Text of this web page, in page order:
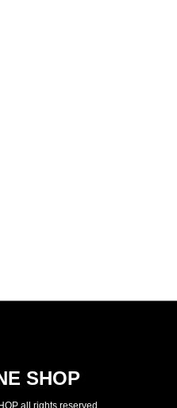
SHOP
all rights reserved.